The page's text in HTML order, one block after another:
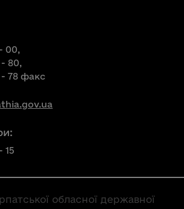
00,
- 80,
- 78 факс
15
обласної державної